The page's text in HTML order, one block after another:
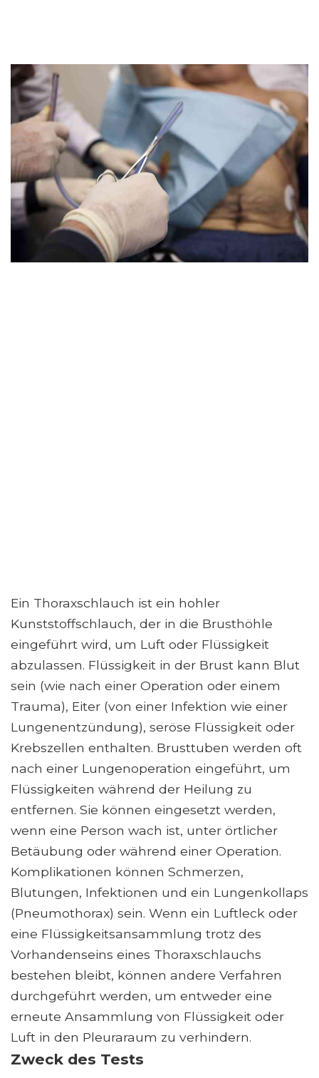
Ein Thoraxschlauch ist ein hohler
Kunststoffschlauch, der in die Brusthöhle
eingeführt wird, um Luft oder Flüssigkeit
abzulassen. Flüssigkeit in der Brust kann Blut
sein (wie nach einer Operation oder einem
Trauma), Eiter (von einer Infektion wie einer
Lungenentzündung), seröse Flüssigkeit oder
Krebszellen enthalten. Brusttuben werden oft
nach einer Lungenoperation eingeführt, um
Flüssigkeiten während der Heilung zu
entfernen. Sie können eingesetzt werden,
wenn eine Person wach ist, unter örtlicher
Betäubung oder während einer Operation.
Komplikationen können Schmerzen,
Blutungen, Infektionen und ein Lungenkollaps
(Pneumothorax) sein. Wenn ein Luftleck oder
eine Flüssigkeitsansammlung trotz des
Vorhandenseins eines Thoraxschlauchs
bestehen bleibt, können andere Verfahren
durchgeführt werden, um entweder eine
erneute Ansammlung von Flüssigkeit oder
Luft in den Pleuraraum zu verhindern.
Zweck des Tests